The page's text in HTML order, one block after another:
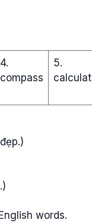
4.
compass
5.
words.